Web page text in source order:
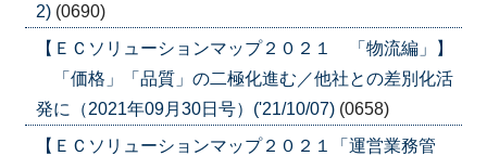
2) (0690)
【ＥＣソリューションマップ２０２１ 「物流編」】
「価格」「品質」の二極化進む／他社との差別化活
発に（2021年09月30日号）('21/10/07) (0658)
【ＥＣソリューションマップ２０２１「運営業務管